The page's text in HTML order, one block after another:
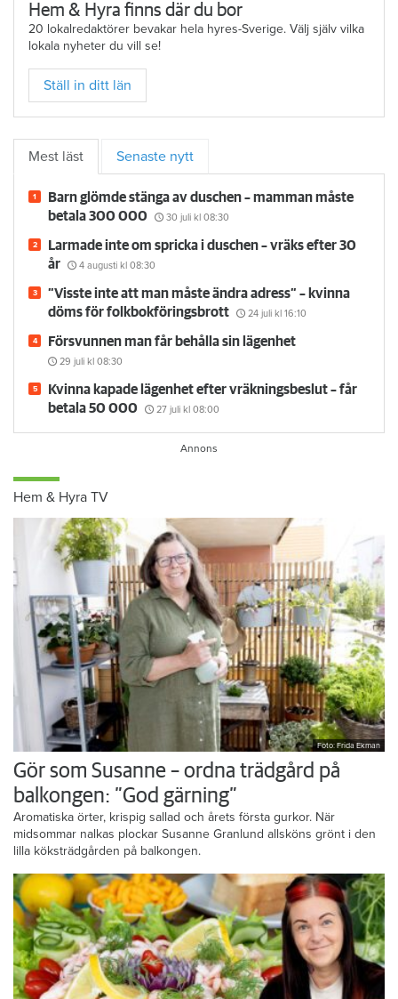
Hem & Hyra finns där du bor
20 lokalredaktörer bevakar hela hyres-Sverige. Välj själv vilka
lokala nyheter du vill se!
Ställ in ditt län
Mest läst Senaste nytt
Barn glömde stänga av duschen – mamman måste
betala 300 000
30 juli kl 08:30
Larmade inte om spricka i duschen – vräks efter 30
år
4 augusti kl 08:30
”Visste inte att man måste ändra adress” – kvinna
döms för folkbokföringsbrott
24 juli kl 16:10
Försvunnen man får behålla sin lägenhet
29 juli kl 08:30
Kvinna kapade lägenhet efter vräkningsbeslut – får
betala 50 000
27 juli kl 08:00
Hem & Hyra TV
Foto: Frida Ekman
Gör som Susanne – ordna trädgård på
balkongen: ”God gärning”
Aromatiska örter, krispig sallad och årets första gurkor. När
midsommar nalkas plockar Susanne Granlund allsköns grönt i den
lilla köksträdgården på balkongen.